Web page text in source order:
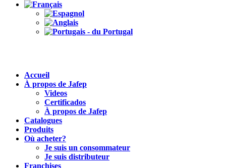
Accueil
À propos de Jafep
Videos
Certificados
À propos de Jafep
Catalogues
Produits
Où acheter?
Je suis un consommateur
Je suis distributeur
Franchises